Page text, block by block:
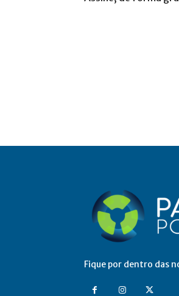
Fique por dentro das